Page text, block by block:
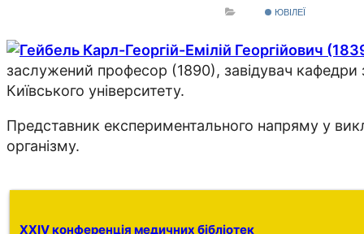
ЮВІЛЕЇ
заслужений професор (1890), завідувач кафедри
Київського університету.
Представник експериментального напряму у
організму.
XXIV конференція медичних бібліотек